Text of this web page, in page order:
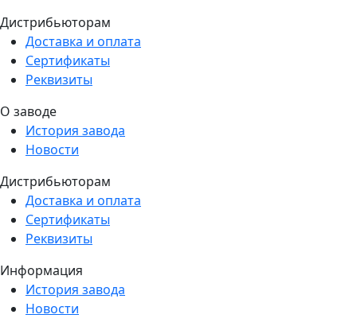
Дистрибьюторам
Доставка и оплата
Сертификаты
Реквизиты
О заводе
История завода
Новости
Дистрибьюторам
Доставка и оплата
Сертификаты
Реквизиты
Информация
История завода
Новости